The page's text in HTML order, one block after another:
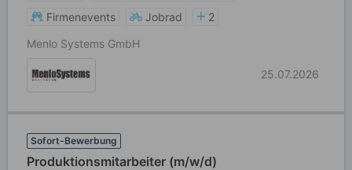
Firmenevents
Jobrad
2
Menlo Systems GmbH
25.07.2026
Sofort-Bewerbung
Produktionsmitarbeiter (m/w/d)